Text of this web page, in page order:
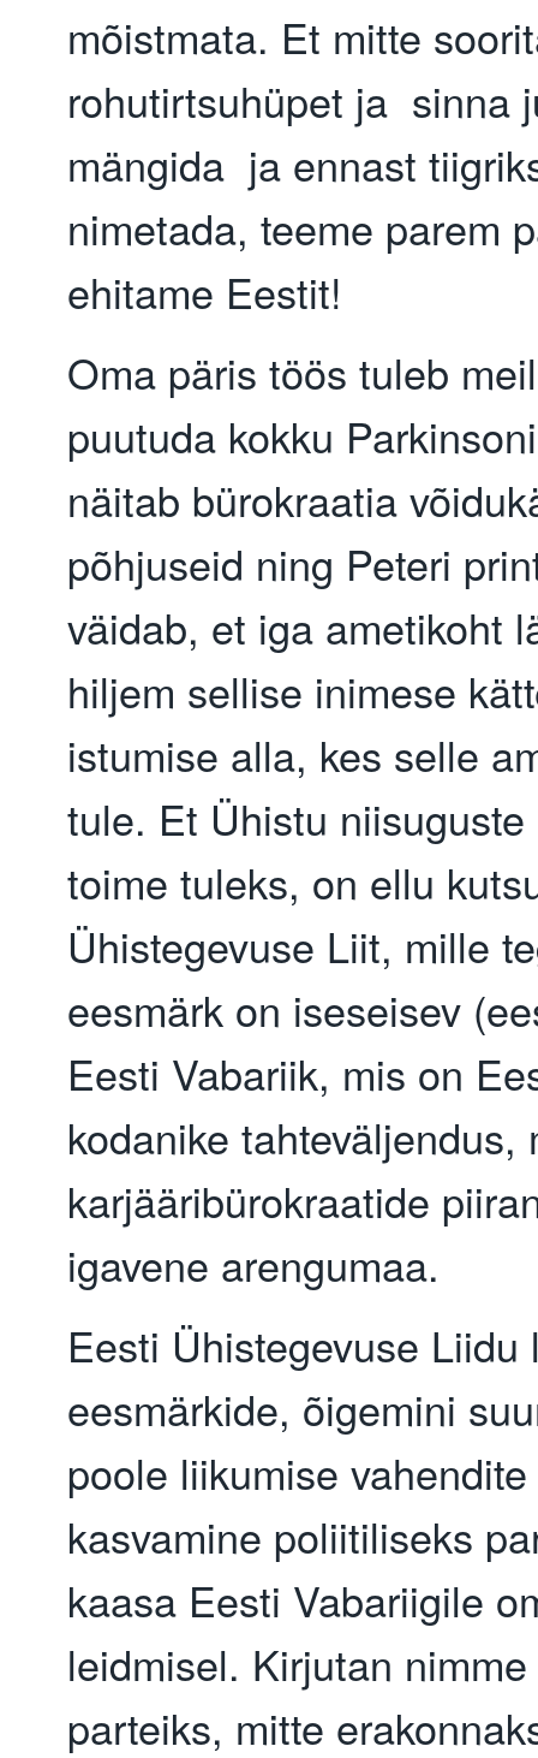
mõistmata. Et mitte
rohutirtsuhüpet ja sinna
mängida ja ennast
nimetada, teeme parem
ehitame Eestit!
Oma päris töös tuleb
puutuda kokku
näitab bürokraatia
põhjuseid ning Peteri
väidab, et iga ametikoht
hiljem sellise inimese
istumise alla, kes selle
tule. Et Ühistu
toime tuleks, on ellu
Ühistegevuse Liit, mille
eesmärk on iseseisev
Eesti Vabariik, mis on
kodanike tahteväljendus,
karjääribürokraatide
igavene arengumaa.
Eesti Ühistegevuse Liidu
eesmärkide, õigemini
poole liikumise
kasvamine poliitiliseks
kaasa Eesti Vabariigile
leidmisel. Kirjutan
parteiks, mitte